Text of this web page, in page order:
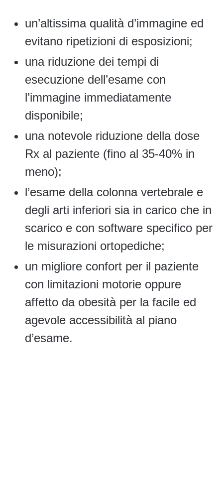
un’altissima qualità d’immagine ed
evitano ripetizioni di esposizioni;
una riduzione dei tempi di
esecuzione dell’esame con
l’immagine immediatamente
disponibile;
una notevole riduzione della dose
Rx al paziente (fino al 35-40% in
meno);
l’esame della colonna vertebrale e
degli arti inferiori sia in carico che in
scarico e con software specifico per
le misurazioni ortopediche;
un migliore confort per il paziente
con limitazioni motorie oppure
affetto da obesità per la facile ed
agevole accessibilità al piano
d’esame.